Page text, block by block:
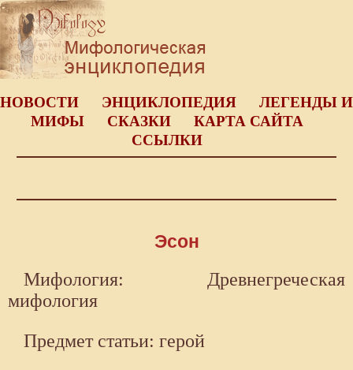
НОВОСТИ ЭНЦИКЛОПЕДИЯ
ЛЕГЕНДЫ И
МИФЫ
СКАЗКИ
КАРТА САЙТА
ССЫЛКИ
Эсон
Мифология: Древнегреческая
мифология
Предмет статьи: герой